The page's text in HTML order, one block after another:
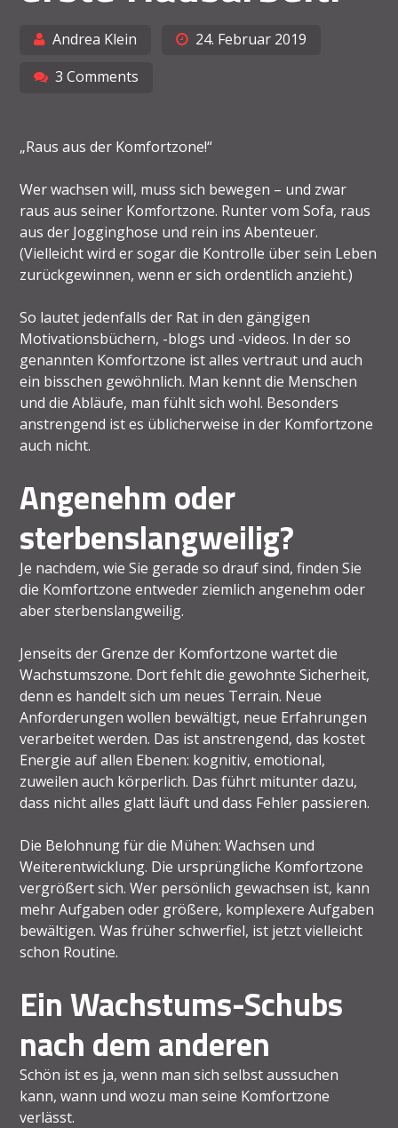
Andrea Klein
24. Februar 2019
3 Comments
„Raus aus der Komfortzone!“
Wer wachsen will, muss sich bewegen – und zwar
raus aus seiner Komfortzone. Runter vom Sofa, raus
aus der Jogginghose und rein ins Abenteuer.
(Vielleicht wird er sogar die Kontrolle über sein Leben
zurückgewinnen, wenn er sich ordentlich anzieht.)
So lautet jedenfalls der Rat in den gängigen
Motivationsbüchern, -blogs und -videos. In der so
genannten Komfortzone ist alles vertraut und auch
ein bisschen gewöhnlich. Man kennt die Menschen
und die Abläufe, man fühlt sich wohl. Besonders
anstrengend ist es üblicherweise in der Komfortzone
auch nicht.
Angenehm oder
sterbenslangweilig?
Je nachdem, wie Sie gerade so drauf sind, finden Sie
die Komfortzone entweder ziemlich angenehm oder
aber sterbenslangweilig.
Jenseits der Grenze der Komfortzone wartet die
Wachstumszone. Dort fehlt die gewohnte Sicherheit,
denn es handelt sich um neues Terrain. Neue
Anforderungen wollen bewältigt, neue Erfahrungen
verarbeitet werden. Das ist anstrengend, das kostet
Energie auf allen Ebenen: kognitiv, emotional,
zuweilen auch körperlich. Das führt mitunter dazu,
dass nicht alles glatt läuft und dass Fehler passieren.
Die Belohnung für die Mühen: Wachsen und
Weiterentwicklung. Die ursprüngliche Komfortzone
vergrößert sich. Wer persönlich gewachsen ist, kann
mehr Aufgaben oder größere, komplexere Aufgaben
bewältigen. Was früher schwerfiel, ist jetzt vielleicht
schon Routine.
Ein Wachstums-Schubs
nach dem anderen
Schön ist es ja, wenn man sich selbst aussuchen
kann, wann und wozu man seine Komfortzone
verlässt.